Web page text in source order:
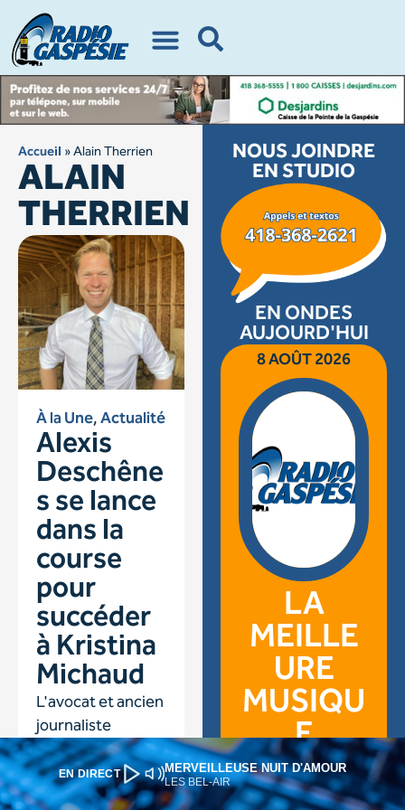
EN DIRECT MERVEILLEUSE NUIT D'AMOUR
LES BEL-AIR